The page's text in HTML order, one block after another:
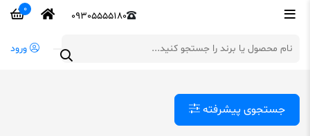
09305555180
0
ورود
جستجوی پیشرفته